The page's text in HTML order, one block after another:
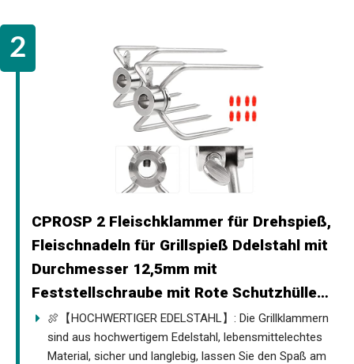
CPROSP 2 Fleischklammer für Drehspieß,
Fleischnadeln für Grillspieß Ddelstahl mit
Durchmesser 12,5mm mit
Feststellschraube mit Rote Schutzhülle…
🍖【HOCHWERTIGER EDELSTAHL】: Die Grillklammern
sind aus hochwertigem Edelstahl, lebensmittelechtes
Material, sicher und langlebig, lassen Sie den Spaß am